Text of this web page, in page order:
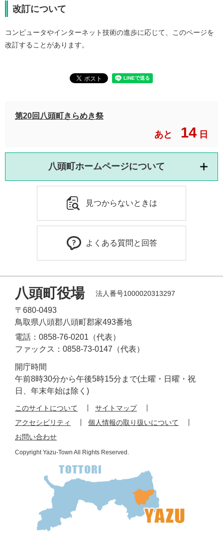
改訂について
コンピュータやインターネット技術の進歩に応じて、このページを
改訂することがあります。
第20回八頭町きらめき祭
あと 14 日
八頭町ホームページについて
見つからないときは
よくある質問と回答
八頭町役場 法人番号1000020313297
〒680-0493
鳥取県八頭郡八頭町郡家493番地
電話：0858-76-0201（代表）
ファックス：0858-73-0147（代表）
開庁時間
午前8時30分から午後5時15分まで(土曜・日曜・祝
日、年末年始は除く)
このサイトについて
サイトマップ
アクセシビリティ
個人情報の取り扱いについて
お問い合わせ
Copyright Yazu-Town All Rights Reserved.